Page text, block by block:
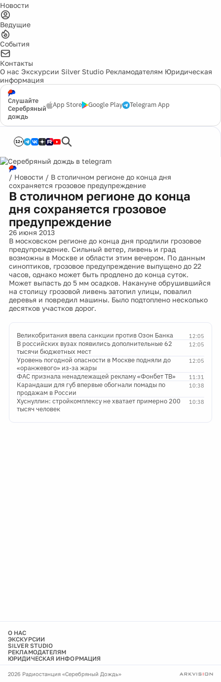
Новости
Ведущие
События
Контакты
О нас Экскурсии Silver Studio Рекламодателям Юридическая
информация
Слушайте
Серебряный
дождь
App Store Google Play Telegram App
12+
/ Новости / В столичном регионе до конца дня
сохраняется грозовое предупреждение
В столичном регионе до конца
дня сохраняется грозовое
предупреждение
26 июня 2013
В московском регионе до конца дня продлили грозовое
предупреждение. Сильный ветер, ливень и град
возможны в Москве и области этим вечером. По данным
синоптиков, грозовое предупреждение выпущено до 22
часов, однако может быть продлено до конца суток.
Может выпасть до 5 мм осадков. Накануне обрушившийся
на столицу грозовой ливень затопил улицы, повалил
деревья и повредил машины. Было подтоплено несколько
десятков участков дорог.
12:05
Великобритания ввела санкции против Озон Банка
12:05
В российских вузах появились дополнительные 62
тысячи бюджетных мест
12:05
Уровень погодной опасности в Москве подняли до
«оранжевого» из-за жары
11:31
ФАС признала ненадлежащей рекламу «Фонбет ТВ»
10:38
Карандаши для губ впервые обогнали помады по
продажам в России
10:38
Хуснуллин: стройкомплексу не хватает примерно 200
тысяч человек
О НАС
ЭКСКУРСИИ
SILVER STUDIO
РЕКЛАМОДАТЕЛЯМ
ЮРИДИЧЕСКАЯ ИНФОРМАЦИЯ
2026 Радиостанция «Серебряный Дождь»